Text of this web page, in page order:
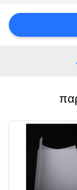
ΕΙΔΉΣΕΙΣ
SITEMAP
PRIVACY
POLICY